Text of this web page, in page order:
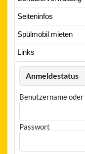
Seiteninfos
Spülmobil mieten
Links
Anmeldestatus
Benutzername
Passwort